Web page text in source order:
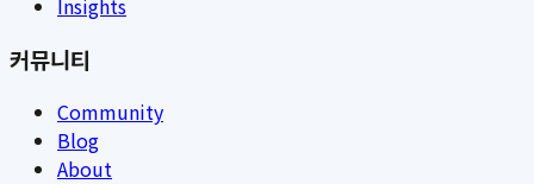
Insights
커뮤니티
Community
Blog
About